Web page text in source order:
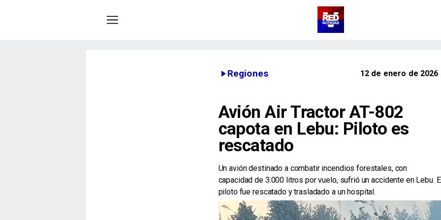
Regiones 12 de enero de 2026
Avión Air Tractor AT-802
capota en Lebu: Piloto es
rescatado
Un avión destinado a combatir incendios forestales, con
capacidad de 3.000 litros por vuelo, sufrió un accidente en Lebu.
piloto fue rescatado y trasladado a un hospital.